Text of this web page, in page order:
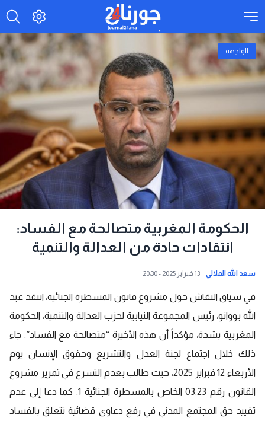
الواجهة
الحكومة المغربية متصالحة مع الفساد:
انتقادات حادة من العدالة والتنمية
سعد الله الملالي 13 فبراير 2025 - 20:30
في سياق النقاش حول مشروع قانون المسطرة الجنائية، انتقد عبد
الله بووانو، رئيس المجموعة النيابية لحزب العدالة والتنمية، الحكومة
المغربية بشدة، مؤكداً أن هذه الأخيرة “متصالحة مع الفساد”. جاء
ذلك خلال اجتماع لجنة العدل والتشريع وحقوق الإنسان يوم
الأربعاء 12 فبراير 2025، حيث طالب بعدم التسرع في تمرير مشروع
القانون رقم 03.23 الخاص بالمسطرة الجنائية 1. كما دعا إلى عدم
تقييد حق المجتمع المدني في رفع دعاوى قضائية تتعلق بالفساد